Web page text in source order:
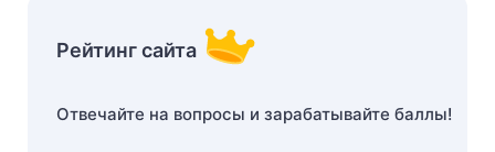
Рейтинг сайта
Отвечайте на вопросы и зарабатывайте баллы!